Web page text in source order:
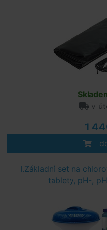
v
1
I.Základní set na
tablety, pH-,